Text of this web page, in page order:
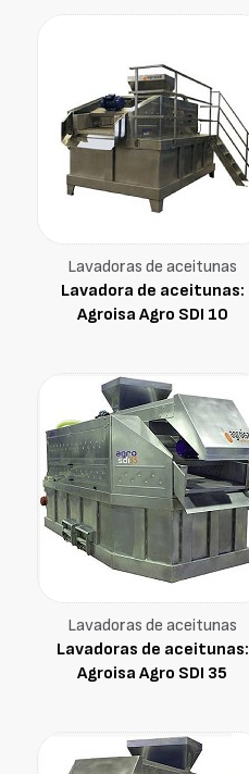
Lavadoras de aceitunas
Lavadora de aceitunas:
Agroisa Agro SDI 10
Lavadoras de aceitunas
Lavadoras de aceitunas:
Agroisa Agro SDI 35